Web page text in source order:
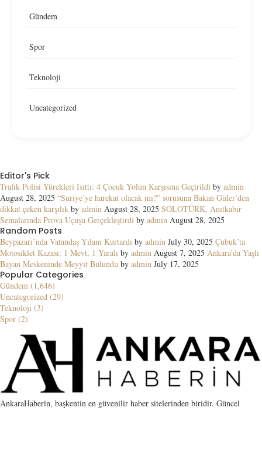
Gündem
Spor
Teknoloji
Uncategorized
Editor's Pick
Trafik Polisi Yürekleri Isıttı: 4 Çocuk Yolun Karşısına Geçirildi by admin
August 28, 2025 “Suriye’ye harekat olacak mı?” sorusuna Bakan Güler’den
dikkat çeken karşılık by admin August 28, 2025 SOLOTÜRK, Anıtkabir
Semalarında Prova Uçuşu Gerçekleştirdi by admin August 28, 2025
Random Posts
Beypazarı’nda Vatandaş Yılanı Kurtardı by admin July 30, 2025 Çubuk’ta
Motosiklet Kazası: 1 Mevt, 1 Yaralı by admin August 7, 2025 Ankara’da Yaşlı
Bayan Meskeninde Meyyit Bulundu by admin July 17, 2025
Popular Categories
Gündem (1,646)
Uncategorized (29)
Teknoloji (3)
Spor (2)
AnkaraHaberin, başkentin en güvenilir haber sitelerinden biridir. Güncel